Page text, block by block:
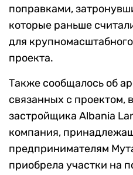
поправками,
которые раньше
для
проекта.
Также сообщалось об
связанных с проектом,
застройщика Albania
компания,
предпринимателям
приобрела участки на